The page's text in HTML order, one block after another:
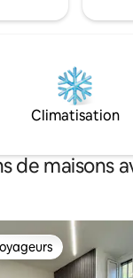
Climatisation
de maisons